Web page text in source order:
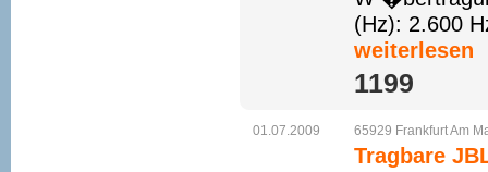
(Hz): 2.600
weiterlesen
1199 
01.07.2009 65929 FrankfurtAm
Tragbare